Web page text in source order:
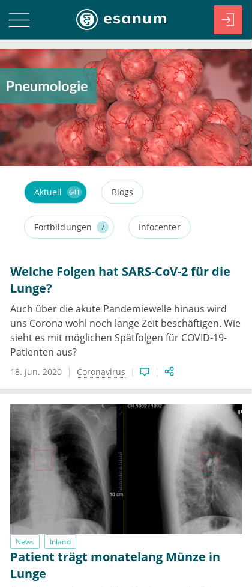
Aktuell 641 Blogs
Fortbildungen 7 Infocenter
Welche Folgen hat SARS-CoV-2 für die
Lunge?
Auch über die akute Pandemiewelle hinaus wird
uns Corona wohl noch lange Zeit beschäftigen. Wie
sieht es mit möglichen Spätfolgen für COVID-19-
Patienten aus?
18. Jun. 2020 Coronavirus
News Inland
Patient trägt monatelang Münze in
Lunge